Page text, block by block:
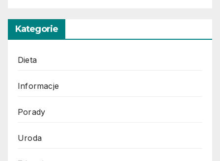
Kategorie
Dieta
Informacje
Porady
Uroda